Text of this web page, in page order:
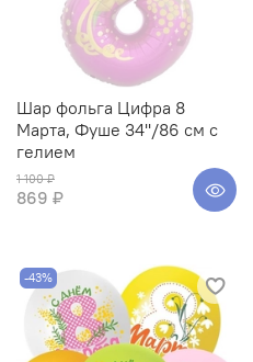
Шар фольга Цифра 8
Марта, Фуше 34''/86 см с
гелием
1 100 ₽
869 ₽
-43%